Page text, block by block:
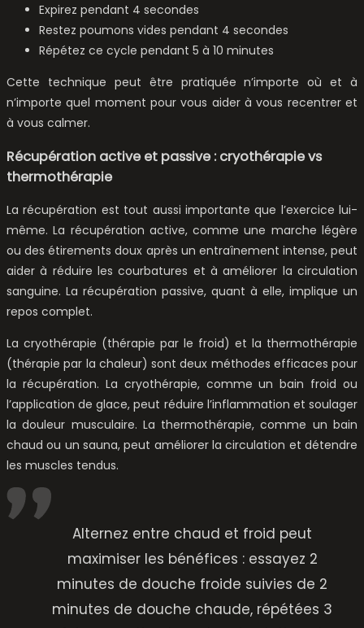
Expirez pendant 4 secondes
Restez poumons vides pendant 4 secondes
Répétez ce cycle pendant 5 à 10 minutes
Cette technique peut être pratiquée n’importe où et à
n’importe quel moment pour vous aider à vous recentrer et
à vous calmer.
Récupération active et passive : cryothérapie vs
thermothérapie
La récupération est tout aussi importante que l’exercice lui-
même. La récupération active, comme une marche légère
ou des étirements doux après un entraînement intense, peut
aider à réduire les courbatures et à améliorer la circulation
sanguine. La récupération passive, quant à elle, implique un
repos complet.
La cryothérapie (thérapie par le froid) et la thermothérapie
(thérapie par la chaleur) sont deux méthodes efficaces pour
la récupération. La cryothérapie, comme un bain froid ou
l’application de glace, peut réduire l’inflammation et soulager
la douleur musculaire. La thermothérapie, comme un bain
chaud ou un sauna, peut améliorer la circulation et détendre
les muscles tendus.
Alternez entre chaud et froid peut
maximiser les bénéfices : essayez 2
minutes de douche froide suivies de 2
minutes de douche chaude, répétées 3